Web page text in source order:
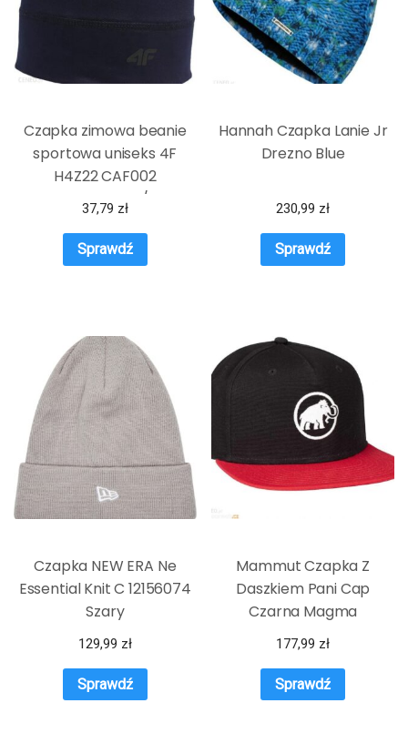
Czapka zimowa beanie
sportowa uniseks 4F
H4Z22 CAF002
Granatowy S/M
37,79 zł
Sprawdź
Hannah Czapka Lanie Jr
Drezno Blue
230,99 zł
Sprawdź
Czapka NEW ERA Ne
Essential Knit C 12156074
Szary
129,99 zł
Sprawdź
Mammut Czapka Z
Daszkiem Pani Cap
Czarna Magma
177,99 zł
Sprawdź